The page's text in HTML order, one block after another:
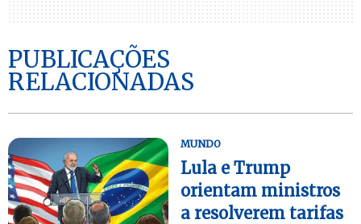
PUBLICAÇÕES
RELACIONADAS
MUNDO
Lula e Trump
orientam ministros
a resolverem tarifas